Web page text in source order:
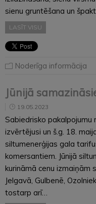
sienu gruntēšana un
LASĪT VISU
Noderīga informācija
Jūnijā
19.05.2023
Sabiedrisko pakalpojumu
izvērtējusi un š.g. 18.
siltumenerģijas gala
komersantiem. Jūnijā
kurināmā cenu izmaiņām
Jelgavā, Gulbenē,
tostarp arī…